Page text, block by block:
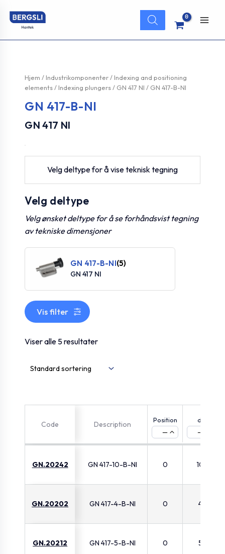
rett
innholdet
Products
search
Hjem / Industrikomponenter/ Indexing and positioning
elements/ Indexing plungers/ GN 417 NI / GN 417-B-NI
GN 417-B-NI
GN 417 NI
Velg deltype for å vise teknisk tegning
Velg deltype
Velg ønsket deltype for å se forhåndsvist tegning
av tekniske dimensjoner
GN 417-B-NI(5)
GN 417 NI
Vis filter
Viser alle 5 resultater
Code Description
Position
—
d1
—
GN.20242 GN 417-10-B-NI 0 10
GN.20202 GN 417-4-B-NI 0 4
GN.20212 GN 417-5-B-NI 0 5